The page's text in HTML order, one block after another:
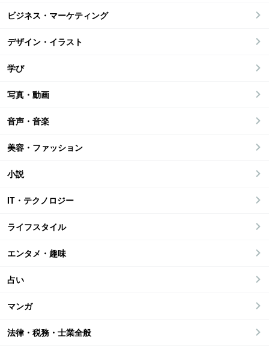
ビジネス・マーケティング
デザイン・イラスト
学び
写真・動画
音声・音楽
美容・ファッション
小説
IT・テクノロジー
ライフスタイル
エンタメ・趣味
占い
マンガ
法律・税務・士業全般